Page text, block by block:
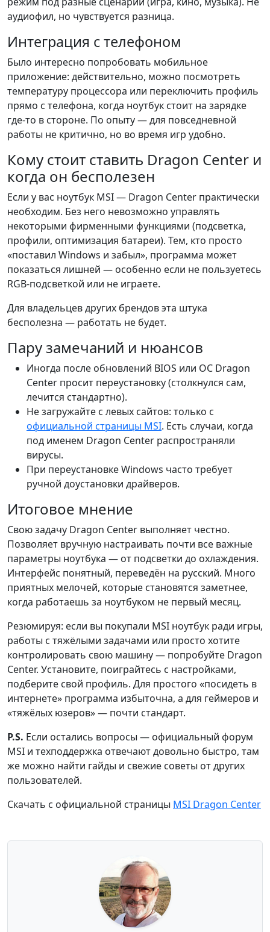
аудиофил, но чувствуется разница.
Интеграция с телефоном
Было интересно попробовать мобильное
приложение: действительно, можно посмотреть
температуру процессора или переключить профиль
прямо с телефона, когда ноутбук стоит на зарядке
где-то в стороне. По опыту — для повседневной
работы не критично, но во время игр удобно.
Кому стоит ставить Dragon Center и
когда он бесполезен
Если у вас ноутбук MSI — Dragon Center практически
необходим. Без него невозможно управлять
некоторыми фирменными функциями (подсветка,
профили, оптимизация батареи). Тем, кто просто
«поставил Windows и забыл», программа может
показаться лишней — особенно если не пользуетесь
RGB-подсветкой или не играете.
Для владельцев других брендов эта штука
бесполезна — работать не будет.
Пару замечаний и нюансов
Иногда после обновлений BIOS или ОС Dragon
Center просит переустановку (столкнулся сам,
лечится стандартно).
Не загружайте с левых сайтов: только с
официальной страницы MSI. Есть случаи, когда
под именем Dragon Center распространяли
вирусы.
При переустановке Windows часто требует
ручной доустановки драйверов.
Итоговое мнение
Свою задачу Dragon Center выполняет честно.
Позволяет вручную настраивать почти все важные
параметры ноутбука — от подсветки до охлаждения.
Интерфейс понятный, переведён на русский. Много
приятных мелочей, которые становятся заметнее,
когда работаешь за ноутбуком не первый месяц.
Резюмируя: если вы покупали MSI ноутбук ради игры,
работы с тяжёлыми задачами или просто хотите
контролировать свою машину — попробуйте Dragon
Center. Установите, поиграйтесь с настройками,
подберите свой профиль. Для простого «посидеть в
интернете» программа избыточна, а для геймеров и
«тяжёлых юзеров» — почти стандарт.
P.S. Если остались вопросы — официальный форум
MSI и техподдержка отвечают довольно быстро, там
же можно найти гайды и свежие советы от других
пользователей.
Скачать с официальной страницы MSI Dragon Center